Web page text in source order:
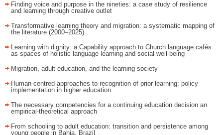
Finding voice and purpose in the nineties: a case study of resilience
and learning through creative outlet
Transformative learning theory and migration: a systematic mapping of
the literature (2000–2025)
Learning with dignity: a Capability approach to Church language cafés
as spaces of holistic language learning and social well-being
Migration, adult education, and the learning society
Human-centred approaches to recognition of prior learning: policy
implementation in higher education
The necessary competencies for a continuing education decision an
empirical-theoretical approach
From schooling to adult education: transition and persistence among
young people in Bahia, Brazil